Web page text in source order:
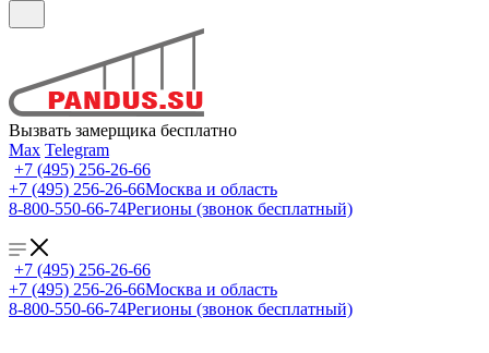
Вызвать замерщика бесплатно
Max Telegram
+7 (495) 256-26-66
+7 (495) 256-26-66Москва и область
8-800-550-66-74Регионы (звонок бесплатный)
+7 (495) 256-26-66
+7 (495) 256-26-66Москва и область
8-800-550-66-74Регионы (звонок бесплатный)